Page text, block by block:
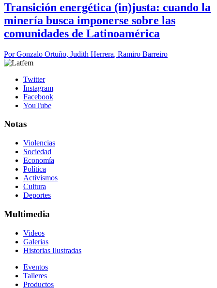
Transición energética (in)justa: cuando la
minería busca imponerse sobre las
comunidades de Latinoamérica
PorGonzalo Ortuño, Judith Herrera, Ramiro Barreiro
Twitter
Instagram
Facebook
YouTube
Notas
Violencias
Sociedad
Economía
Política
Activismos
Cultura
Deportes
Multimedia
Videos
Galerias
Historias Ilustradas
Eventos
Talleres
Productos